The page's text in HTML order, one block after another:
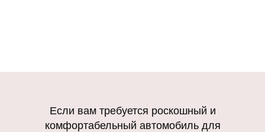
Если вам требуется роскошный и
комфортабельный автомобиль для